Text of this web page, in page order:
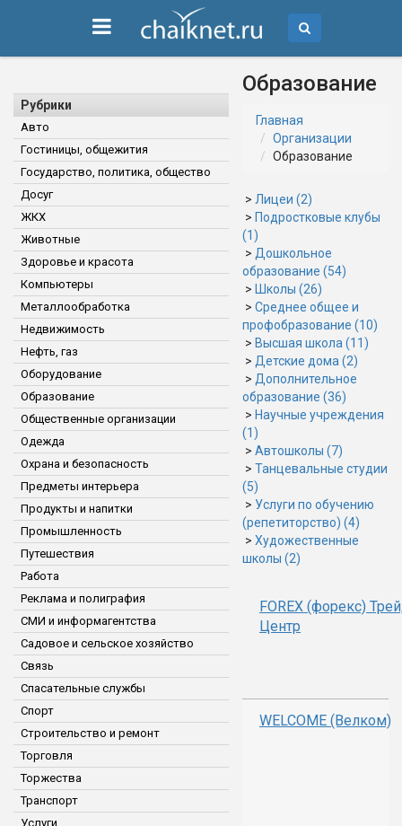
Рубрики
Авто
Гостиницы, общежития
Государство, политика, общество
Досуг
ЖКХ
Животные
Здоровье и красота
Компьютеры
Металлообработка
Недвижимость
Нефть, газ
Оборудование
Образование
Общественные организации
Одежда
Охрана и безопасность
Предметы интерьера
Продукты и напитки
Промышленность
Путешествия
Работа
Реклама и полиграфия
СМИ и информагентства
Садовое и сельское хозяйство
Связь
Спасательные службы
Спорт
Строительство и ремонт
Торговля
Торжества
Транспорт
Услуги
Образование
Главная
Организации
Образование
> Лицеи (2)
> Подростковые клубы
(1)
> Дошкольное
образование (54)
> Школы (26)
> Среднее общее и
профобразование (10)
> Высшая школа (11)
> Детские дома (2)
> Дополнительное
образование (36)
> Научные учреждения
(1)
> Автошколы (7)
> Танцевальные студии
(5)
> Услуги по обучению
(репетиторство) (4)
> Художественные
школы (2)
FOREX (форекс)
Центр
WELCOME (Велком)